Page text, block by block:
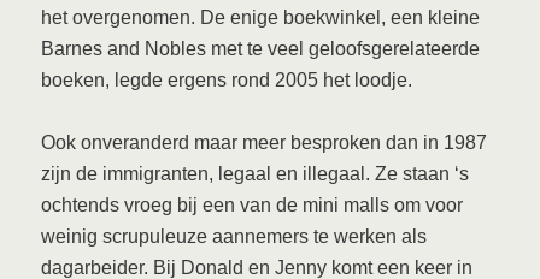
het overgenomen. De enige boekwinkel, een kleine
Barnes and Nobles met te veel geloofsgerelateerde
boeken, legde ergens rond 2005 het loodje.
Ook onveranderd maar meer besproken dan in 1987
zijn de immigranten, legaal en illegaal. Ze staan ‘s
ochtends vroeg bij een van de mini malls om voor
weinig scrupuleuze aannemers te werken als
dagarbeider. Bij Donald en Jenny komt een keer in